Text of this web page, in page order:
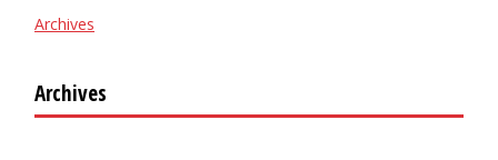
Archives
Archives